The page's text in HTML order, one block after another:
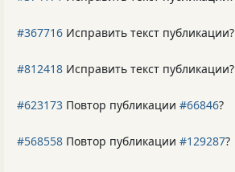
#367716 Исправить текст публикации?
#812418 Исправить текст публикации?
#623173 Повтор публикации #66846?
#568558 Повтор публикации #129287?